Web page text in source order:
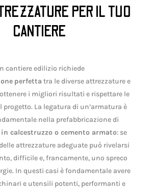
PER IL TUO
CANTIERE
cantiere edilizio richiede
perfetta tra le diverse attrezzature e
i migliori risultati e rispettare le
progetto. La legatura di un’armatura è
nella prefabbricazione di
calcestruzzo o cemento armato: se
attrezzature adeguate può rivelarsi
difficile e, francamente, uno spreco
In questi casi è fondamentale avere
e utensili potenti, performanti e